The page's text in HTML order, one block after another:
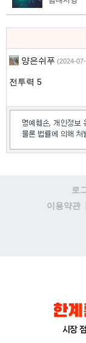
양은쉬푸 (2024-
전투력 5
로
이용약관